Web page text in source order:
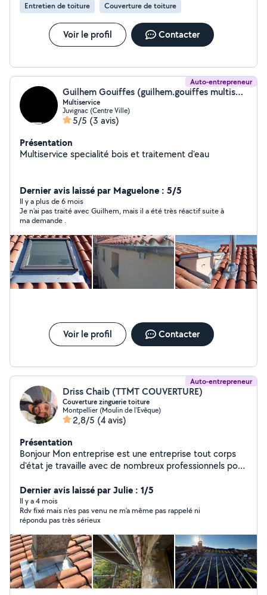
Entretien de toiture Couverture de toiture
Voir le profil Contacter
Auto-entrepreneur
Guilhem Gouiffes (guilhem.gouiffes multiservice)
Multiservice
Juvignac (Centre Ville)
5/5 (3 avis)
Présentation
Multiservice specialité bois et traitement d'eau
Dernier avis laissé par Maguelone : 5/5
Il y a plus de 6 mois
Je n'ai pas traité avec Guilhem, mais il a été très réactif suite à
ma demande .
Voir le profil Contacter
Auto-entrepreneur
Driss Chaib (TTMT COUVERTURE)
Couverture zinguerie toiture
Montpellier (Moulin de l'Evêque)
2,8/5 (4 avis)
Présentation
Bonjour Mon entreprise est une entreprise tout corps
d'état je travaille avec de nombreux professionnels pour
professionnel se qui vous permet à vous aussi de passer
seulement par une personne ( moi) pour n'importe
quelle travaux. Devis gratuit À votre disposition pour
toute demande.
Dernier avis laissé par Julie : 1/5
Il y a 4 mois
Rdv fixé mais n’es pas venu ne m’a même pas rappelé ni
répondu pas très sérieux